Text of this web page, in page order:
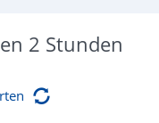
2 Stunden